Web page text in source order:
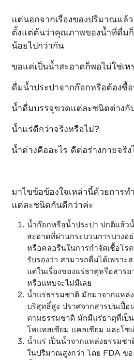
แต่นอกจากเรื่องของปริมาณแล้ว
ตั้งแต่ต้นว่าคุณภาพของน้ำที่ดื่ม
น้อยไปกว่ากัน
ขอแค่เป็นน้ำสะอาดก็พอไม่ใช่เห
ดื่มน้ำประปาจากก๊อกหรือต้องซื้
น้ำดื่มบรรจุขวดแต่ละชนิดต่างกั
น้ำแร่ดีกว่าจริงหรือไม่?
น้ำด่างคืออะไร ดีต่อร่างกายจริ
มาไขข้อข้องใจเหล่านี้ด้วยการท
แต่ละชนิดกันดีกว่าค่ะ
น้ำก๊อกหรือน้ำประปา ปกติแล้ว
สะอาดที่ผ่านกระบวนการบางอ
หรือคลอรีนในการกำจัดเชื้อโร
รับรองว่า สามารถดื่มได้เพราะ
แต่ในเรื่องของแร่ธาตุหรือสาร
หรือแทบจะไม่มีเลย
น้ำแร่ธรรมชาติ มักมาจากแหล่
บริสุทธิ์สูง ปราศจากสารปนเปื้อ
ตามธรรมชาติ มักมีแร่ธาตุที่เป็
โพแทสเซียม แคลเซียม และโซ
น้ำแร่ เป็นน้ำจากแหล่งธรรมช
ในปริมาณสูงกว่า โดย FDA ข